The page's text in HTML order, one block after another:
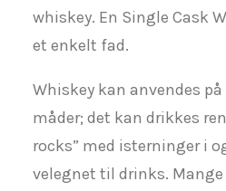
whiskey. En Single Cask
et enkelt fad.
Whiskey kan anvendes
måder; det kan drikkes
rocks” med isterninger i
velegnet til drinks. Mange